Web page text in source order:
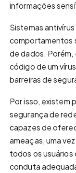
informações
Sistemas
comportamentos
de dados.
código de um
barreiras de
Por isso, existem
segurança de
capazes de
ameaças, uma
todos os usuários
conduta